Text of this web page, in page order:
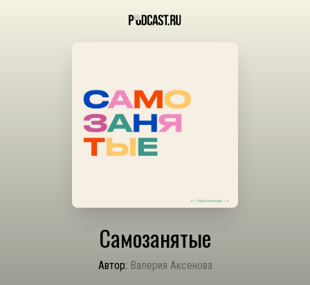
Самозанятые
Автор: Валерия Аксенова